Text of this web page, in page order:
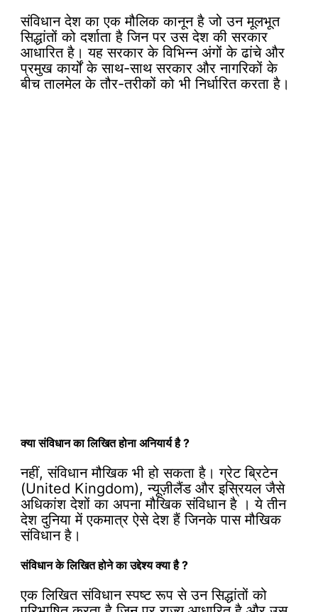
संविधान देश का एक मौलिक कानून है जो उन मूलभूत
सिद्धांतों को दर्शाता है जिन पर उस देश की सरकार
आधारित है। यह सरकार के विभिन्न अंगों के ढांचे और
प्रमुख कार्यों के साथ-साथ सरकार और नागरिकों के
बीच तालमेल के तौर-तरीकों को भी निर्धारित करता है।
क्या संविधान का लिखित होना अनियार्य है ?
नहीं, संविधान मौखिक भी हो सकता है। ग्रेट ब्रिटेन
(United Kingdom), न्यूज़ीलैंड और इस्रियल जैसे
अधिकांश देशों का अपना मौखिक संविधान है । ये तीन
देश दुनिया में एकमात्र ऐसे देश हैं जिनके पास मौखिक
संविधान है।
संविधान केलिखितहोने का उद्देश्य क्या है ?
एक लिखित संविधान स्पष्ट रूप से उन सिद्धांतों को